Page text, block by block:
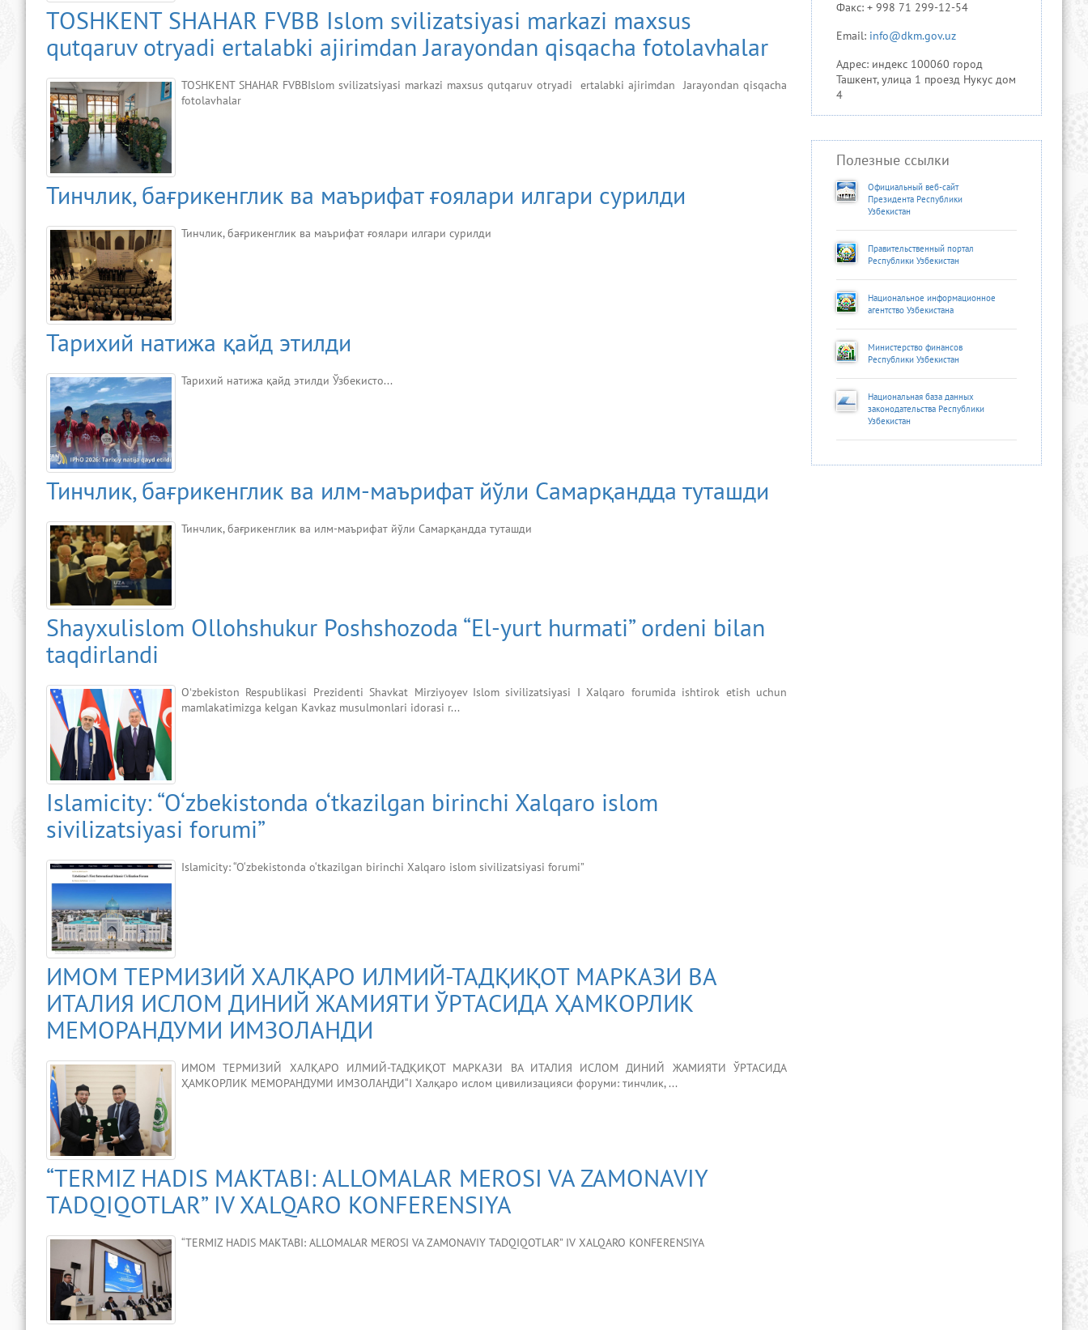
TOSHKENT SHAHAR FVBB Islom svilizatsiyasi markazi maxsus
qutqaruv otryadi ertalabki ajirimdan Jarayondan qisqacha fotolavhalar
TOSHKENT SHAHAR FVBBIslom svilizatsiyasi markazi maxsus qutqaruv otryadi ertalabki ajirimdan Jarayondan qisqacha
fotolavhalar
Тинчлик, бағрикенглик ва маърифат ғоялари илгари сурилди
Тинчлик, бағрикенглик ва маърифат ғоялари илгари сурилди
Тарихий натижа қайд этилди
Тарихий натижа қайд этилди Ўзбекисто...
Тинчлик, бағрикенглик ва илм-маърифат йўли Самарқандда туташди
Тинчлик, бағрикенглик ва илм-маърифат йўли Самарқандда туташди
Shayxulislom Ollohshukur Poshshozoda “El-yurt hurmati” ordeni bilan
taqdirlandi
Oʻzbekiston Respublikasi Prezidenti Shavkat Mirziyoyev Islom sivilizatsiyasi I Xalqaro forumida ishtirok etish uchun
mamlakatimizga kelgan Kavkaz musulmonlari idorasi r...
Islamicity: “O‘zbekistonda o‘tkazilgan birinchi Xalqaro islom
sivilizatsiyasi forumi”
Islamicity: “O‘zbekistonda o‘tkazilgan birinchi Xalqaro islom sivilizatsiyasi forumi”
ИМОМ ТЕРМИЗИЙ ХАЛҚАРО ИЛМИЙ-ТАДҚИҚОТ МАРКАЗИ ВА
ИТАЛИЯ ИСЛОМ ДИНИЙ ЖАМИЯТИ ЎРТАСИДА ҲАМКОРЛИК
МЕМОРАНДУМИ ИМЗОЛАНДИ
ИМОМ ТЕРМИЗИЙ ХАЛҚАРО ИЛМИЙ-ТАДҚИҚОТ МАРКАЗИ ВА ИТАЛИЯ ИСЛОМ ДИНИЙ ЖАМИЯТИ ЎРТАСИДА
ҲАМКОРЛИК МЕМОРАНДУМИ ИМЗОЛАНДИ“I Халқаро ислом цивилизацияси форуми: тинчлик, ...
“TERMIZ HADIS MAKTABI: ALLOMALAR MEROSI VA ZAMONAVIY
TADQIQOTLAR” IV XALQARO KONFERENSIYA
“TERMIZ HADIS MAKTABI: ALLOMALAR MEROSI VA ZAMONAVIY TADQIQOTLAR” IV XALQARO KONFERENSIYA
Факс: + 998 71 299-12-54
Email: info@dkm.gov.uz
Адрес: индекс 100060 город
Ташкент, улица 1 проезд Нукус дом
4
Полезные ссылки
Официальный веб-сайт
Президента Республики
Узбекистан
Правительственный портал
Республики Узбекистан
Национальное информационное
агентство Узбекистана
Министерство финансов
Республики Узбекистан
Национальная база данных
законодательства Республики
Узбекистан